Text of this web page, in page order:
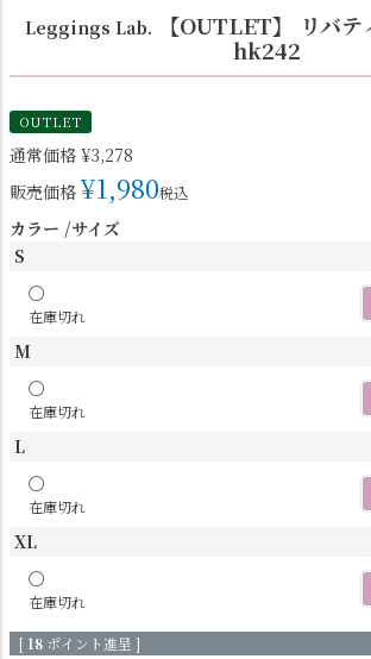
Leggings Lab.
【OUTLET】 リバ
hk242
OUTLET
通常価格 ¥3,278
販売価格 ¥1,980税込
カラー サイズ
S
〇
在庫切れ
M
〇
在庫切れ
L
〇
在庫切れ
XL
〇
在庫切れ
[18 ポイント進呈 ]